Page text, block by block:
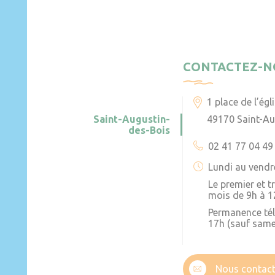
CONTACTEZ-
Saint-Augustin-
des-Bois
1 place de
49170 Saint-
02 41 77 04 49
Lundi au
Le premier et
mois de 9h à
Permanence
17h (sauf
Nous